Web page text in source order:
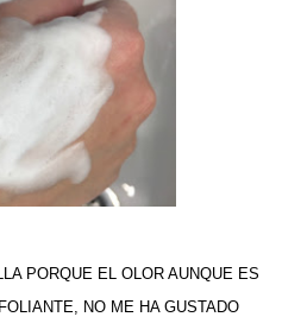
PORQUE EL OLOR AUNQUE ES
NO ME HA GUSTADO